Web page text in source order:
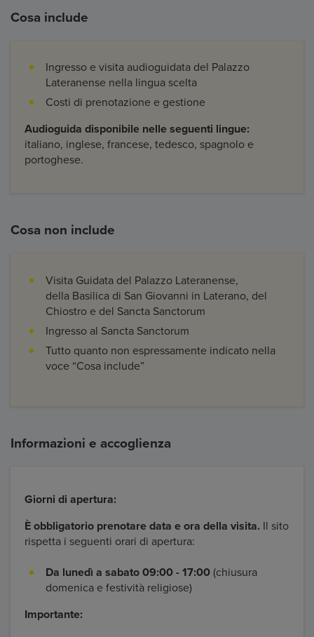
Cosa include
Ingresso e visita audioguidata del Palazzo
Lateranense nella lingua scelta
Costi di prenotazione e gestione
Audioguida disponibile nelle seguenti lingue:
italiano, inglese, francese, tedesco, spagnolo e
portoghese.
Cosa non include
Visita Guidata del Palazzo Lateranense,
della Basilica di San Giovanni in Laterano, del
Chiostro e del Sancta Sanctorum
Ingresso al Sancta Sanctorum
Tutto quanto non espressamente indicato nella
voce “Cosa include”
Informazioni e accoglienza
Giorni di apertura:
È obbligatorio prenotare data e ora della visita. Il sito
rispetta i seguenti orari di apertura:
Da lunedì a sabato 09:00 - 17:00 (chiusura
domenica e festività religiose)
Importante: